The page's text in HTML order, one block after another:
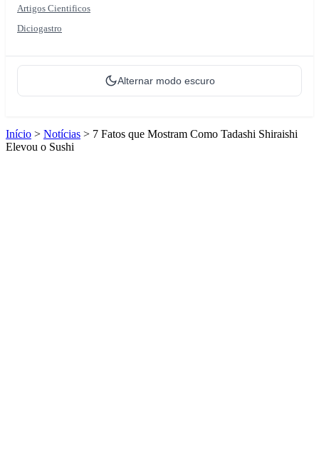
Artigos Cientificos
Diciogastro
Alternar modo escuro
Início > Notícias > 7 Fatos que Mostram Como Tadashi Shiraishi
Elevou o Sushi